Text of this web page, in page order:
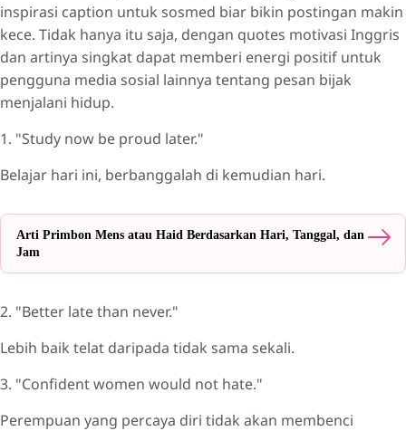
inspirasi caption untuk sosmed biar bikin postingan makin
kece. Tidak hanya itu saja, dengan quotes motivasi Inggris
dan artinya singkat dapat memberi energi positif untuk
pengguna media sosial lainnya tentang pesan bijak
menjalani hidup.
1. "Study now be proud later."
Belajar hari ini, berbanggalah di kemudian hari.
Arti Primbon Mens atau Haid Berdasarkan Hari, Tanggal, dan
Jam
2. "Better late than never."
Lebih baik telat daripada tidak sama sekali.
3. "Confident women would not hate."
Perempuan yang percaya diri tidak akan membenci